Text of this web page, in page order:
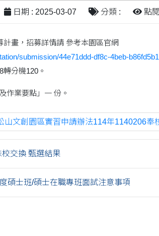
日期 : 2025-03-07 分類 : 點
畫，招募詳情請 參考本園區官網
submission/44e71ddd-df8c-4beb-
分機120。
作業要點」一 份。
山文創園區實習申請辦法114年1140206奉
交換 甄選結果
碩士班/碩士在職專班面試注意事項